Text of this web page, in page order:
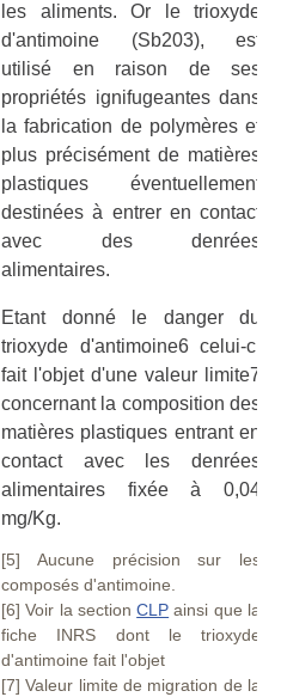
les aliments. Or le trioxyde
d'antimoine (Sb203), est
utilisé en raison de ses
propriétés ignifugeantes dans
la fabrication de polymères et
plus précisément de matières
plastiques éventuellement
destinées à entrer en contact
avec des denrées
alimentaires.
Etant donné le danger du
trioxyde d'antimoine6 celui-ci
fait l'objet d'une valeur limite7
concernant la composition des
matières plastiques entrant en
contact avec les denrées
alimentaires fixée à 0,04
mg/Kg.
[5] Aucune précision sur les
composés d'antimoine.
[6] Voir la sectionCLP ainsi que la
fiche INRS dont le trioxyde
d'antimoine fait l'objet
[7] Valeur limite de migration de la